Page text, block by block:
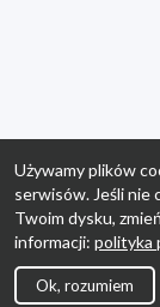
Używamy plików
serwisów. Jeśli nie
Twoim dysku,
informacji: polityka
Ok, rozumiem